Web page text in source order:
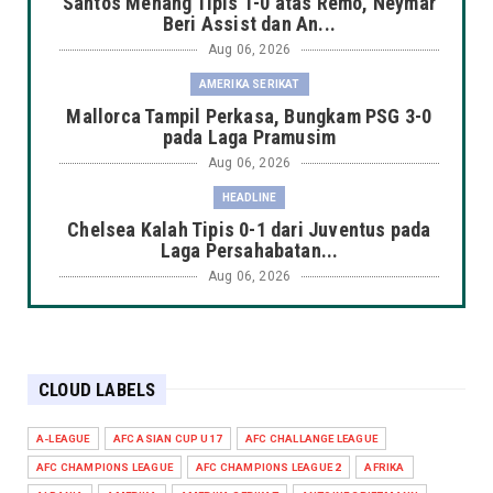
Beri Assist dan An...
Aug 06, 2026
AMERIKA SERIKAT
Mallorca Tampil Perkasa, Bungkam PSG 3-0
pada Laga Pramusim
Aug 06, 2026
HEADLINE
Chelsea Kalah Tipis 0-1 dari Juventus pada
Laga Persahabatan...
Aug 06, 2026
HEADLINE
Arsenal Takluk 1-3 dari Real Betis dalam
Laga Pramusim di Du...
CLOUD LABELS
A-LEAGUE AFC ASIAN CUP U17 AFC CHALLANGE LEAGUE
AFC CHAMPIONS LEAGUE AFC CHAMPIONS LEAGUE 2 AFRIKA